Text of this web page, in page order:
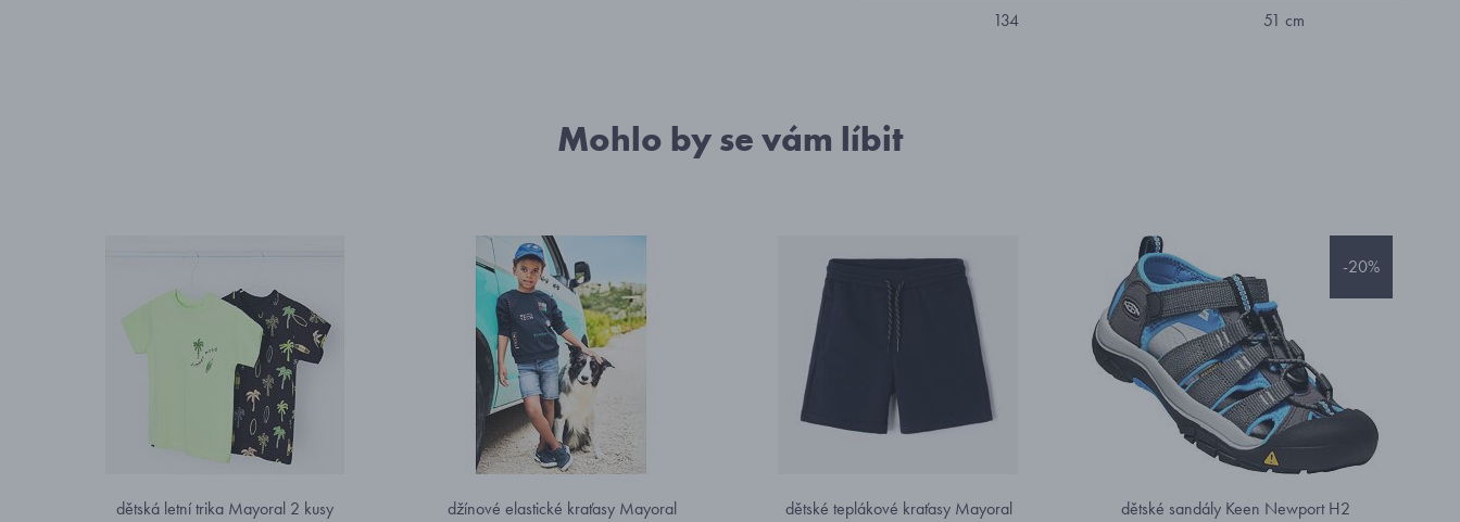
134 51 cm
Mohlo by se vám líbit
dětská letní trika Mayoral 2 kusy
džínové elastické kraťasy Mayoral
dětské teplákové kraťasy Mayoral
-20%
dětské sandály Keen Newport H2